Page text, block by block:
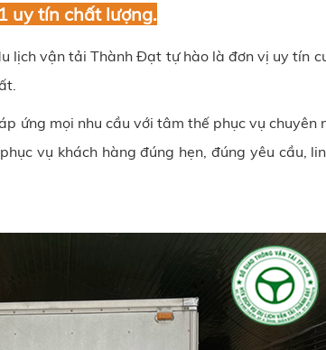
uy tín chất lượng.
lịch vận tải Thành Đạt tự hào là đơn vị uy tín
ứng mọi nhu cầu với tâm thế phục vụ
vụ khách hàng đúng hẹn, đúng yêu cầu,